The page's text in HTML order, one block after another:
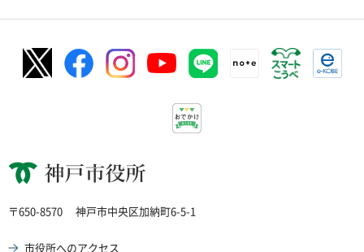
神戸市役所
〒650-8570 神戸市中央区加納町6-5-1
市役所へのアクセス